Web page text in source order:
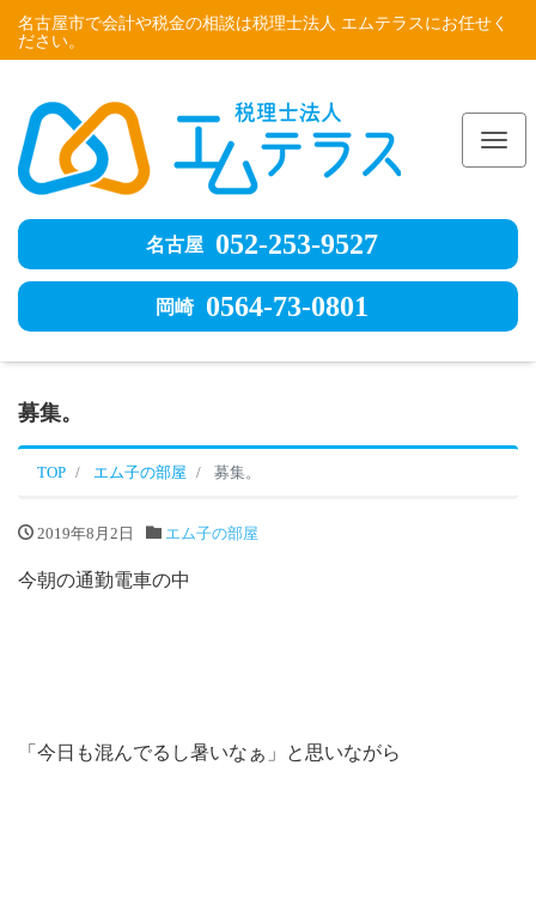
名古屋市で会計や税金の相談は税理士法人 エムテラスにお任せく
ださい。
名古屋 052-253-9527
岡崎 0564-73-0801
募集。
TOP エム子の部屋 募集。
2019年8月2日 エム子の部屋
今朝の通勤電車の中
「今日も混んでるし暑いなぁ」と思いながら